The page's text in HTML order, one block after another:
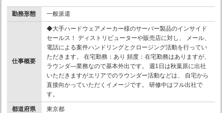
勤務形態 一般派遣
仕事概要
◆大手ハードウェアメーカー様のサーバー製品のインサイド
セールス！ ディストリビューターや販売店に対し、 メール、
電話による案件ハンドリングとクロージング活動を行ってい
ただきます。 在宅勤務：あり 頻度：在宅勤務はありますが、
ラウンダ―業務なので基本外出です。 週1日は秋葉原に出社
いただきますがエリアでのラウンダー活動などは、 自宅から
直接向かっていただくイメージです。 研修中はフル出社で
す。
都道府県 東京都